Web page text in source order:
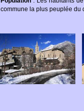
commune la plus peuplée du